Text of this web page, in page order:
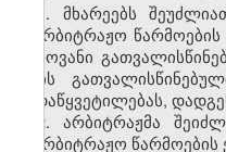
1. მხარეებს
საარბიტრაჟო
ჯეროვანი
არის
გადაწყვეტილებას,
2. არბიტრაჟმა
საარბიტრაჟო წარმოების